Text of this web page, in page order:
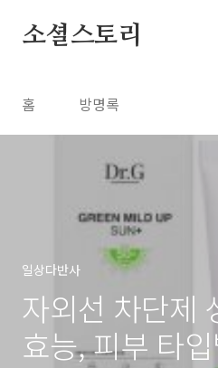
소셜스토리
홈 방명록
일상다반사
자외선 차단제
효능, 피부 타